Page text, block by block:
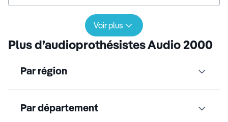
Voir plus
Plus d’audioprothésistes Audio 2000
Par région
Par département